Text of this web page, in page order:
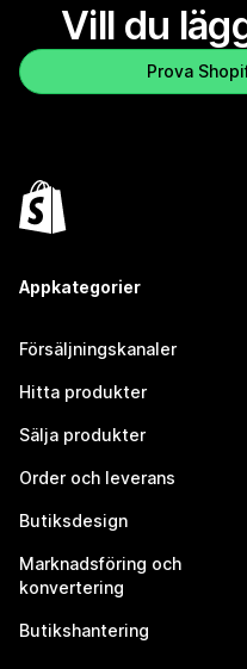
Vill du
Prova
Appkategorier
Försäljningskanaler
Hitta produkter
Sälja produkter
Order och leverans
Butiksdesign
Marknadsföring och
konvertering
Butikshantering